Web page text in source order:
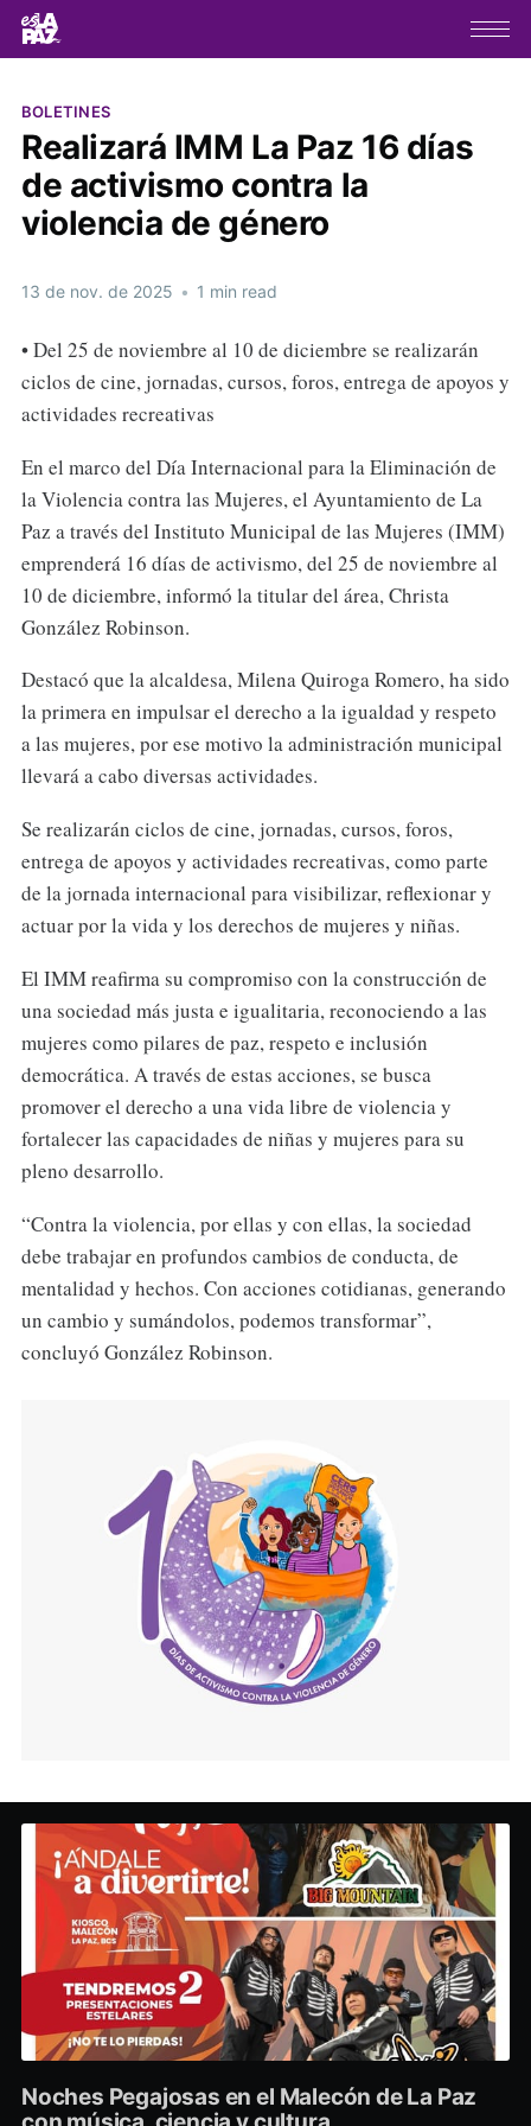
BOLETINES
Realizará IMM La Paz 16 días
de activismo contra la
violencia de género
13 de nov. de 2025 • 1 min read
• Del 25 de noviembre al 10 de diciembre se realizarán
ciclos de cine, jornadas, cursos, foros, entrega de apoyos y
actividades recreativas
En el marco del Día Internacional para la Eliminación de
la Violencia contra las Mujeres, el Ayuntamiento de La
Paz a través del Instituto Municipal de las Mujeres (IMM)
emprenderá 16 días de activismo, del 25 de noviembre al
10 de diciembre, informó la titular del área, Christa
González Robinson.
Destacó que la alcaldesa, Milena Quiroga Romero, ha sido
la primera en impulsar el derecho a la igualdad y respeto
a las mujeres, por ese motivo la administración municipal
llevará a cabo diversas actividades.
Se realizarán ciclos de cine, jornadas, cursos, foros,
entrega de apoyos y actividades recreativas, como parte
de la jornada internacional para visibilizar, reflexionar y
actuar por la vida y los derechos de mujeres y niñas.
El IMM reafirma su compromiso con la construcción de
una sociedad más justa e igualitaria, reconociendo a las
mujeres como pilares de paz, respeto e inclusión
democrática. A través de estas acciones, se busca
promover el derecho a una vida libre de violencia y
fortalecer las capacidades de niñas y mujeres para su
pleno desarrollo.
“Contra la violencia, por ellas y con ellas, la sociedad
debe trabajar en profundos cambios de conducta, de
mentalidad y hechos. Con acciones cotidianas, generando
un cambio y sumándolos, podemos transformar”,
concluyó González Robinson.
Noches Pegajosas en el Malecón de La Paz